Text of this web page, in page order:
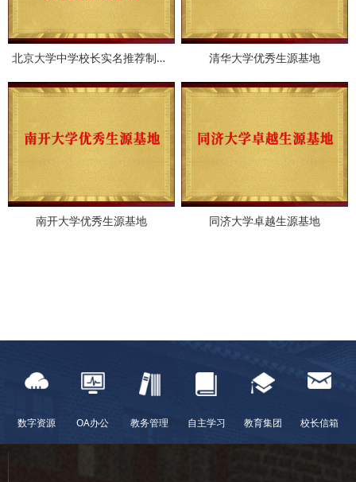
北京大学中学校长实名推荐制学.. 清华大学优秀生源基地
南开大学优秀生源基地 同济大学卓越生源基地
数字资源 OA办公 教务管理 自主学习 教育集团 校长信箱